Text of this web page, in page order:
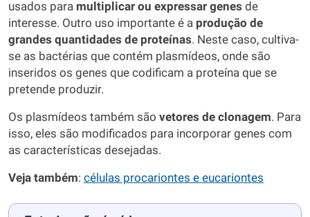
usados para multiplicar ou expressar genes de
interesse. Outro uso importante é a produção de
grandes quantidades de proteínas. Neste caso, cultiva-
se as bactérias que contém plasmídeos, onde são
inseridos os genes que codificam a proteína que se
pretende produzir.
Os plasmídeos também são vetores de clonagem. Para
isso, eles são modificados para incorporar genes com
as características desejadas.
Veja também: células procariontes e eucariontes